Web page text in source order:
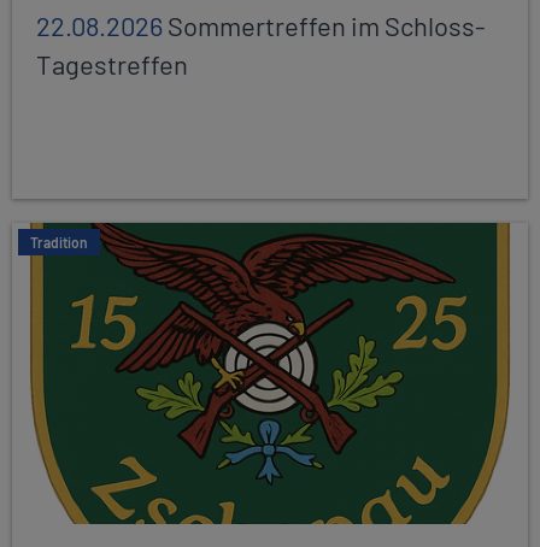
22.08.2026Sommertreffen im Schloss-
Tagestreffen
Tradition